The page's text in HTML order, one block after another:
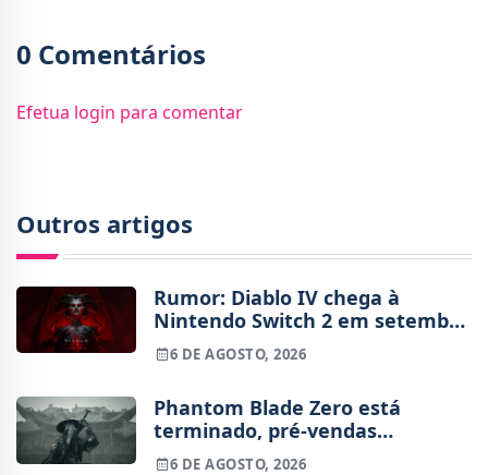
0 Comentários
Efetua login para comentar
Outros artigos
Rumor: Diablo IV chega à
Nintendo Switch 2 em setembro
e vai custar o preço de um jogo
novo
6 DE AGOSTO, 2026
Phantom Blade Zero está
terminado, pré-vendas
começam na próxima semana
6 DE AGOSTO, 2026